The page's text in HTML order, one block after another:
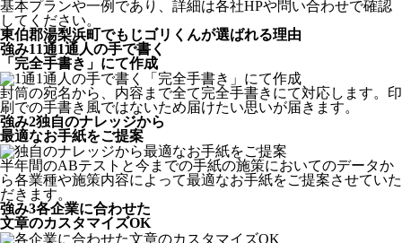
基本プランや一例であり、詳細は各社HPや問い合わせで確認
してください。​
東伯郡湯梨浜町でもじゴリくんが選ばれる理由
強み11通1通人の手で書く
「完全手書き」にて作成
封筒の宛名から、内容まで全て完全手書きにて対応します。印
刷での手書き風ではないため届けたい思いが届きます。
強み2独自のナレッジから
最適なお手紙をご提案
半年間のABテストと今までの手紙の施策においてのデータか
ら各業種や施策内容によって最適なお手紙をご提案させていた
だきます。
強み3各企業に合わせた
文章のカスタマイズOK